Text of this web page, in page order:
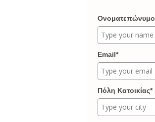
Ονοματεπώνυμο
Email*
Πόλη Κατοικίας*